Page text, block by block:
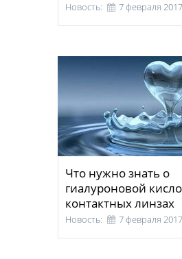
Новость: 7 февраля
Что нужно знать о
гиалуроновой
контактных линзах
Новость: 7 февраля